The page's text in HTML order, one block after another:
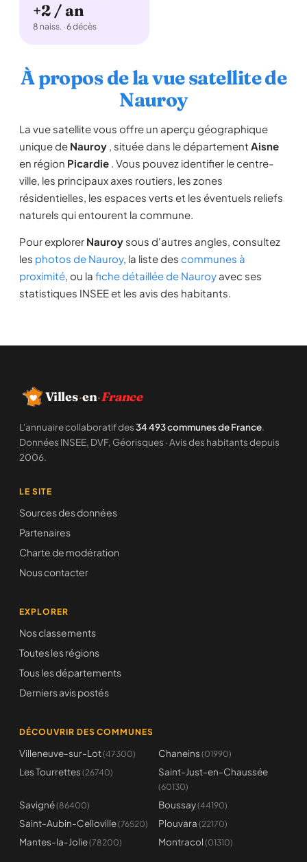
+2 / an
8 naiss. · 6 décès
À propos de la vue satellite de
Nauroy
La vue satellite vous offre un aperçu géographique
unique de Nauroy , située dans le département Aisne
en région Picardie . Vous pouvez identifier le centre-
ville, les principaux axes routiers, les zones
résidentielles, les espaces verts et les éventuels reliefs
naturels qui entourent la commune.
Pour explorer Nauroy sous d'autres angles, consultez
les photos de Nauroy, la liste des communes à
proximité, ou la fiche détaillée de Nauroy avec ses
statistiques INSEE et les avis des habitants.
Villes·en·France
L'annuaire collaboratif des34 493 communes de France.
Données INSEE, DVF, Géorisques · Avis des habitants depuis
2006.
LE SITE
Sources des données
Partenaires
Charte de modération
Nous contacter
EXPLORER
Nos classements
Toutes les régions
Tous les départements
Derniers avis postés
DÉCOUVRIR DES COMMUNES
Villeneuve-sur-Lot(47300) Chaneins (01990)
Les Tourrettes (26740) Saint-Just-en-Chaussée
(60130)
Savigné(86400) Boussay(44190)
Saint-Aubin-Celloville(76520) Plouvara (22170)
Mantes-la-Jolie(78200) Montracol (01310)